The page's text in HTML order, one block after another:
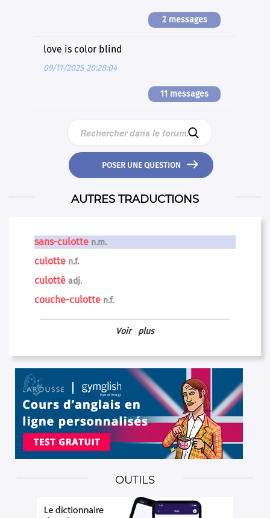
2 messages
love is color blind
09/11/2025 20:28:04
11 messages

POSER UNE QUESTION 
AUTRES TRADUCTIONS
sans-culotte n.m.
culotte n.f.
culotté adj.
couche-culotte n.f.
Voir plus
OUTILS